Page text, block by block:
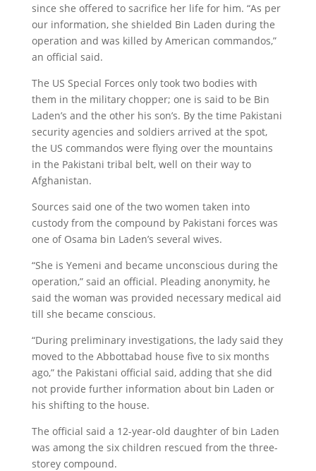
since she offered to sacrifice her life for him. “As per
our information, she shielded Bin Laden during the
operation and was killed by American commandos,”
an official said.
The US Special Forces only took two bodies with
them in the military chopper; one is said to be Bin
Laden’s and the other his son’s. By the time Pakistani
security agencies and soldiers arrived at the spot,
the US commandos were flying over the mountains
in the Pakistani tribal belt, well on their way to
Afghanistan.
Sources said one of the two women taken into
custody from the compound by Pakistani forces was
one of Osama bin Laden’s several wives.
“She is Yemeni and became unconscious during the
operation,” said an official. Pleading anonymity, he
said the woman was provided necessary medical aid
till she became conscious.
“During preliminary investigations, the lady said they
moved to the Abbottabad house five to six months
ago,” the Pakistani official said, adding that she did
not provide further information about bin Laden or
his shifting to the house.
The official said a 12-year-old daughter of bin Laden
was among the six children rescued from the three-
storey compound.